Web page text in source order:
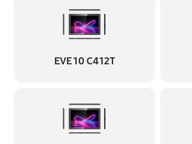
EVE 10 C412T